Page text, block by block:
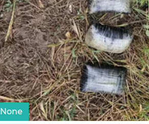
None